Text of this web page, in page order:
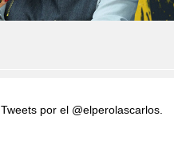
Tweets por el @elperolascarlos.